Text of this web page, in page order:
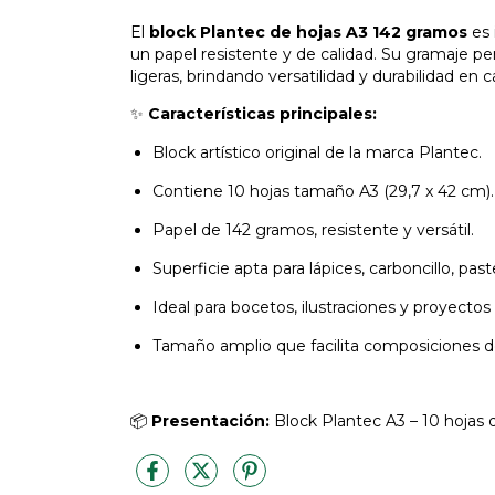
El block Plantec de hojas A3 142 gramos es
un papel resistente y de calidad. Su gramaje
ligeras, brindando versatilidad y durabilidad en
✨ Características principales:
Block artístico original de la marca Plantec.
Contiene 10 hojas tamaño A3 (29,7 x 42 cm).
Papel de 142 gramos, resistente y versátil.
Superficie apta para lápices, carboncillo,
Ideal para bocetos, ilustraciones y
Tamaño amplio que facilita composiciones
📦 Presentación: Block Plantec A3 – 10 hojas